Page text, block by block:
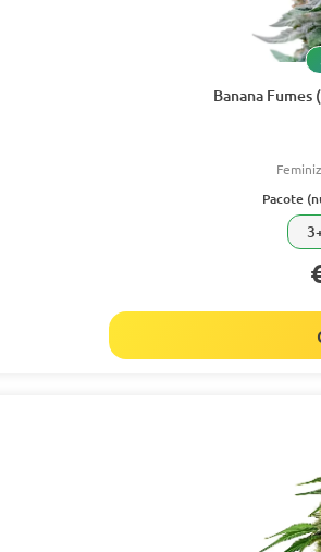
Banana
Pacote